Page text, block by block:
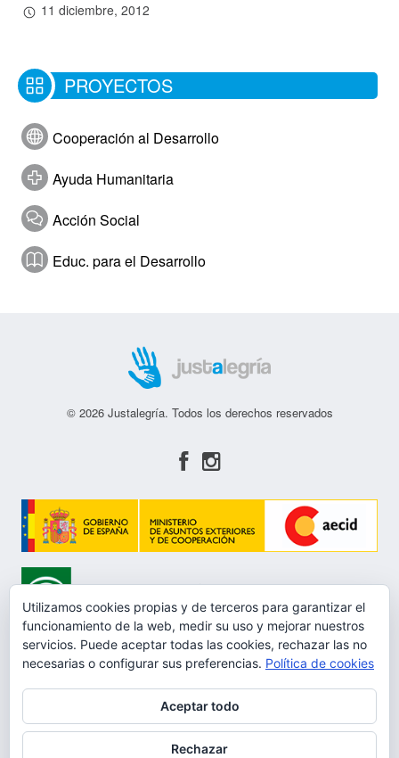
Hazte socio
Donación
Voluntariado
Actualidad
Sala de Prensa
Galería de Fotos
Galería de Vídeos
11 diciembre, 2012
PROYECTOS
Cooperación al Desarrollo
Ayuda Humanitaria
Acción Social
Educ. para el Desarrollo
© 2026 Justalegría. Todos los derechos reservados
Aviso Legal
Política de privacidad
Utilizamos cookies propias y de terceros para garantizar el
funcionamiento de la web, medir su uso y mejorar nuestros
servicios. Puede aceptar todas las cookies, rechazar las no
necesarias o configurar sus preferencias. Política de cookies
Aceptar todo
Rechazar